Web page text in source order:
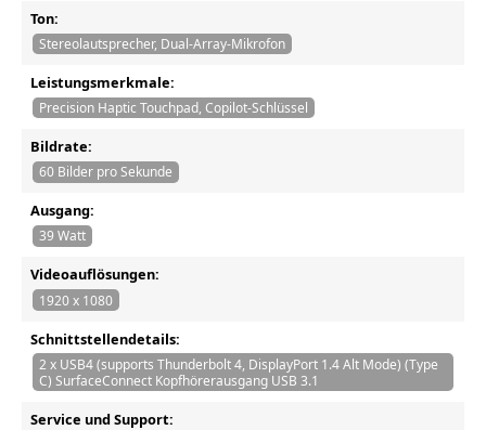
Ton:
Stereolautsprecher, Dual-Array-Mikrofon
Leistungsmerkmale:
Precision Haptic Touchpad, Copilot-Schlüssel
Bildrate:
60 Bilder pro Sekunde
Ausgang:
39 Watt
Videoauflösungen:
1920 x 1080
Schnittstellendetails:
2 x USB4 (supports Thunderbolt 4, DisplayPort 1.4 Alt Mode) (Type
C) SurfaceConnect Kopfhörerausgang USB 3.1
Service und Support: